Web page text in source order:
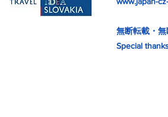
無断転載・無
Special